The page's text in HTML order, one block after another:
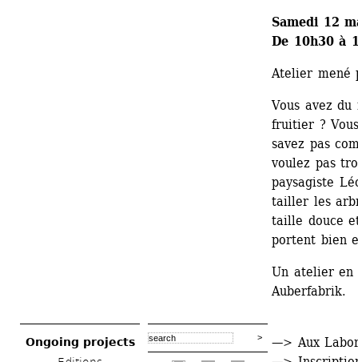
Ongoing projects
Samedi 12
De 10h30 à
Atelier mené
Vous avez
fruitier ?
savez pas
voulez pas
paysagiste
tailler les
taille douce
portent bien
Un atelier en
Auberfabrik.
—> Aux